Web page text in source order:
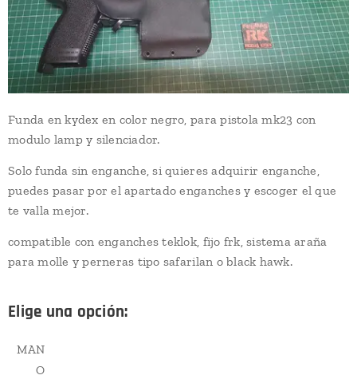
Funda en kydex en color negro, para pistola mk23 con
modulo lamp y silenciador.
Solo funda sin enganche, si quieres adquirir enganche,
puedes pasar por el apartado enganches y escoger el que
te valla mejor.
compatible con enganches teklok, fijo frk, sistema araña
para molle y perneras tipo safarilan o black hawk.
Elige una opción:
MAN
O